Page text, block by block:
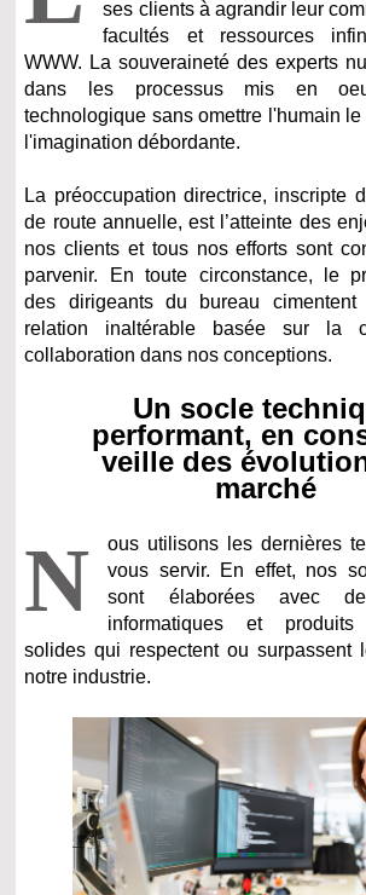
ses clients à agrandir leur
facultés et ressources
WWW. La souveraineté des experts
dans les processus mis en
technologique sans omettre l'humain
l'imagination débordante.
La préoccupation directrice, inscripte
de route annuelle, est l’atteinte des
nos clients et tous nos efforts sont
parvenir. En toute circonstance, le
des dirigeants du bureau
relation inaltérable basée sur la
collaboration dans nos conceptions.
Un socle
performant, en
veille des
marché
N
ous utilisons les dernières
vous servir. En effet, nos
sont élaborées avec
informatiques et produits
solides qui respectent ou surpassent
notre industrie.